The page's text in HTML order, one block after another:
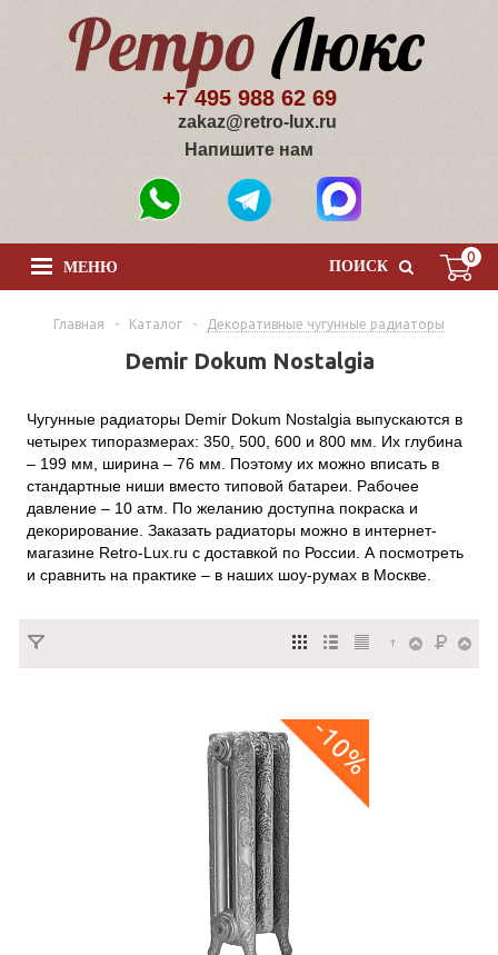
+7 495 988 62 69
zakaz@retro-lux.ru
Напишите нам
0
ПОИСК
МЕНЮ
Главная - Каталог - Декоративные чугунные радиаторы
Demir Dokum Nostalgia
Чугунные радиаторы Demir Dokum Nostalgia выпускаются в
четырех типоразмерах: 350, 500, 600 и 800 мм. Их глубина
– 199 мм, ширина – 76 мм. Поэтому их можно вписать в
стандартные ниши вместо типовой батареи. Рабочее
давление – 10 атм. По желанию доступна покраска и
декорирование. Заказать радиаторы можно в интернет-
магазине Retro-Lux.ru с доставкой по России. А посмотреть
и сравнить на практике – в наших шоу-румах в Москве.
-10%